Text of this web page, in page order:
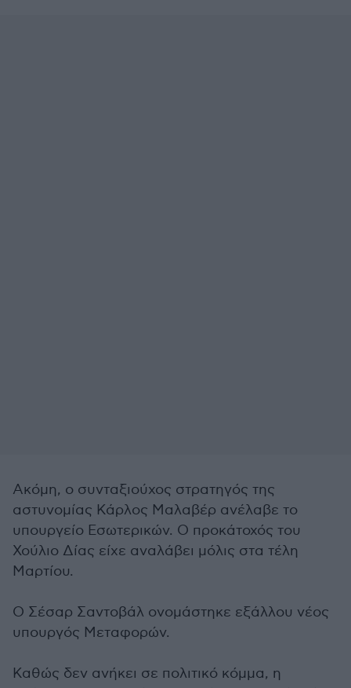
Ακόμη, ο συνταξιούχος στρατηγός της
αστυνομίας Κάρλος Μαλαβέρ ανέλαβε το
υπουργείο Εσωτερικών. Ο προκάτοχός του
Χούλιο Δίας είχε αναλάβει μόλις στα τέλη
Μαρτίου.
Ο Σέσαρ Σαντοβάλ ονομάστηκε εξάλλου νέος
υπουργός Μεταφορών.
Καθώς δεν ανήκει σε πολιτικό κόμμα, η